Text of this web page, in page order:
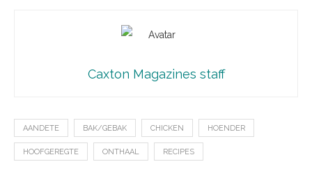
Caxton Magazines staff
AANDETE BAK/GEBAK CHICKEN HOENDER
HOOFGEREGTE ONTHAAL RECIPES